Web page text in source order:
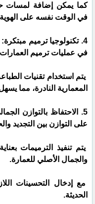
كما يمكن إضافة لمسات
في الوقت نفسه على الهوية
4. تكنولوجيا ترميم
في عمليات ترميم
يتم استخدام تقنيات الطباعة
المعمارية النادرة، مما
5. الاحتفاظ بالتوازن
على التوازن بين التجديد
يتم تنفيذ الترميمات
والجمال الأصلي للعمارة.
مع إدخال التحسينات
الحديثة.